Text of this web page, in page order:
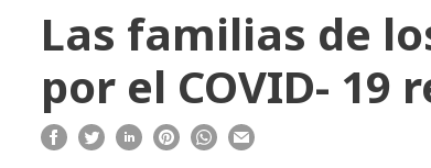
Las familias de
por el COVID- 19